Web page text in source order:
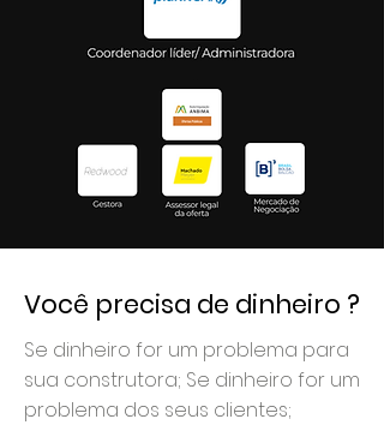
Você precisa de dinheiro ?
Se dinheiro for um problema para
sua construtora; Se dinheiro for um
problema dos seus clientes;